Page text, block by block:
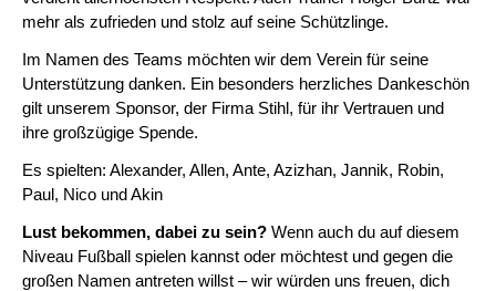
mehr als zufrieden und stolz auf seine Schützlinge.
Im Namen des Teams möchten wir dem Verein für seine
Unterstützung danken. Ein besonders herzliches Dankeschön
gilt unserem Sponsor, der Firma Stihl, für ihr Vertrauen und
ihre großzügige Spende.
Es spielten: Alexander, Allen, Ante, Azizhan, Jannik, Robin,
Paul, Nico und Akin
Lust bekommen, dabei zu sein? Wenn auch du auf diesem
Niveau Fußball spielen kannst oder möchtest und gegen die
großen Namen antreten willst – wir würden uns freuen, dich